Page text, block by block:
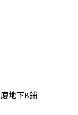
地下B鋪